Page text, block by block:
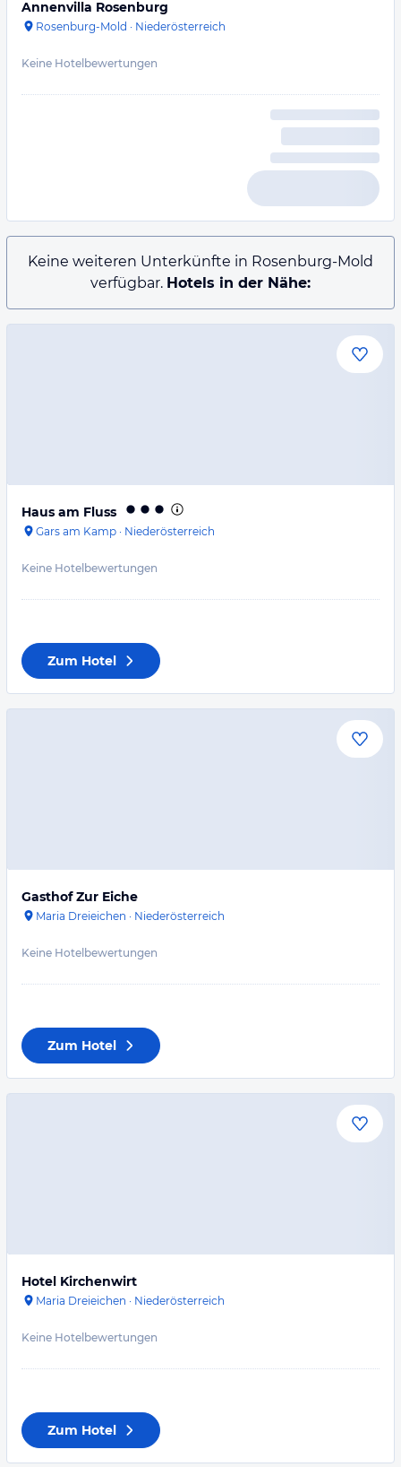
Annenvilla Rosenburg
Rosenburg-Mold · Niederösterreich
Keine Hotelbewertungen
Keine weiteren Unterkünfte in Rosenburg-Mold
verfügbar. Hotels in der Nähe:
Haus am Fluss
Gars am Kamp · Niederösterreich
Keine Hotelbewertungen
Zum Hotel
Gasthof Zur Eiche
Maria Dreieichen · Niederösterreich
Keine Hotelbewertungen
Zum Hotel
Hotel Kirchenwirt
Maria Dreieichen · Niederösterreich
Keine Hotelbewertungen
Zum Hotel